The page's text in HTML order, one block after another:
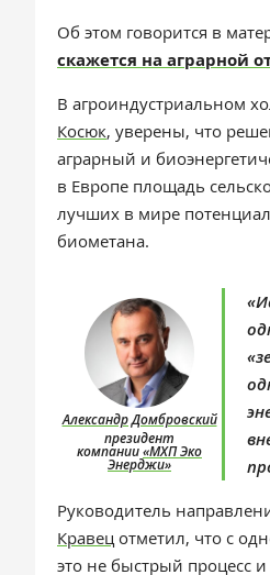
Об этом говорится в
скажется на аграрной
В агроиндустриальном
Косюк, уверены, что
аграрный и
в Европе площадь
лучших в мире
биометана.
Александр Домбровский
президент
компании«МХП Эко
Энерджи»
Руководитель
Кравецотметил, что с
это не быстрый процесс